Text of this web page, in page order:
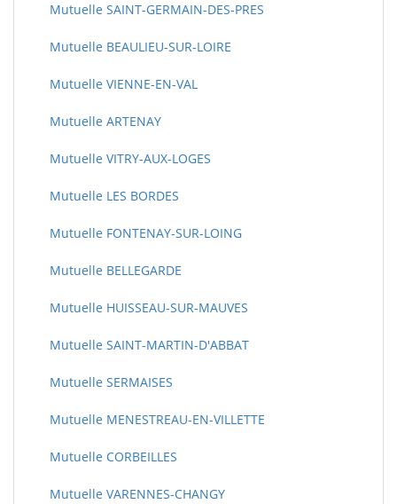
Mutuelle SAINT-GERMAIN-DES-PRES
Mutuelle BEAULIEU-SUR-LOIRE
Mutuelle VIENNE-EN-VAL
Mutuelle ARTENAY
Mutuelle VITRY-AUX-LOGES
Mutuelle LES BORDES
Mutuelle FONTENAY-SUR-LOING
Mutuelle BELLEGARDE
Mutuelle HUISSEAU-SUR-MAUVES
Mutuelle SAINT-MARTIN-D'ABBAT
Mutuelle SERMAISES
Mutuelle MENESTREAU-EN-VILLETTE
Mutuelle CORBEILLES
Mutuelle VARENNES-CHANGY